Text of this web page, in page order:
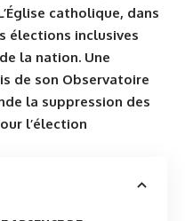
catholique, dans
élections inclusives
la nation. Une
de son Observatoire
la suppression des
l’élection